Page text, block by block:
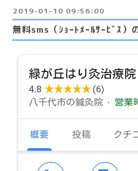
2019-01-10 09:56:00
無料sms（ｼｮｰﾄﾒｰﾙｻｰﾋﾞｽ）